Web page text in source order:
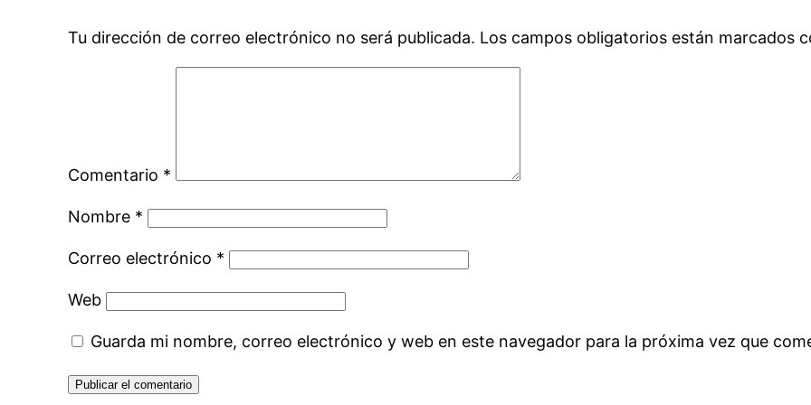
Tu dirección de correo electrónico no será publicada. Los campos obligatorios están marcados
Comentario *
Nombre *
Correo electrónico *
Web
Guarda mi nombre, correo electrónico y web en este navegador para la próxima vez que